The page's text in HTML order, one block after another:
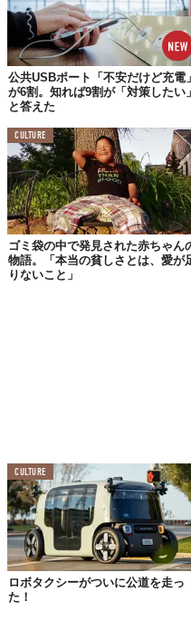
そう。
この車椅子には、開発者であ
れているそうだ。というのは
公共USBポート「不安だけど充電」
が6割。知れば9割が「対策したい」
と答えた
CULTURE
ゴミ袋の中で発見された赤ちゃん
物語。「本当の貧しさとは、愛が
りないこと」
CULTURE
ロボタクシーがついに公道を走っ
た！